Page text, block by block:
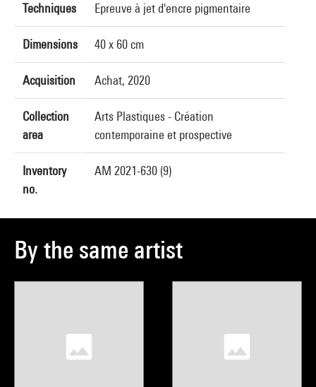
Techniques Epreuve à jet d'encre pigmentaire
Dimensions 40 x 60 cm
Acquisition Achat, 2020
Collection
area
Arts Plastiques - Création
contemporaine et prospective
Inventory
no.
AM 2021-630 (9)
By the same artist